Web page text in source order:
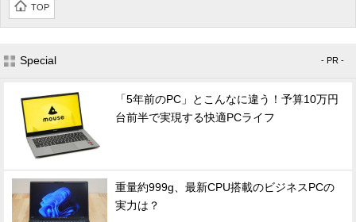
TOP
Special - PR -
「5年前のPC」とこんなに違う！予算10万円
台前半で実現する快適PCライフ
重量約999g、最新CPU搭載のビジネスPCの
実力は？